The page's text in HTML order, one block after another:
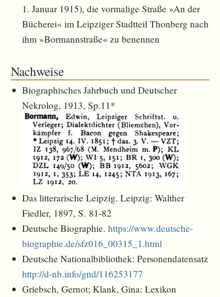
1. Januar 1915), die vormalige Straße »An der
Bücherei« im Leipziger Stadtteil Thonberg nach
ihm »Bormannstraße« zu benennen
Nachweise
Biographisches Jahrbuch und Deutscher
Nekrolog, 1913, Sp.11*
Das litterarische Leipzig. Leipzig: Walther
Fiedler, 1897, S. 81-82
Deutsche Biographie.https://www.deutsche-
biographie.de/sfz016_00315_1.html
Deutsche Nationalbibliothek: Personendatensatz
http://d-nb.info/gnd/116253177
Griebsch, Gernot; Klank, Gina: Lexikon